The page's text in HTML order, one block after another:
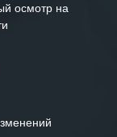
осмотр на